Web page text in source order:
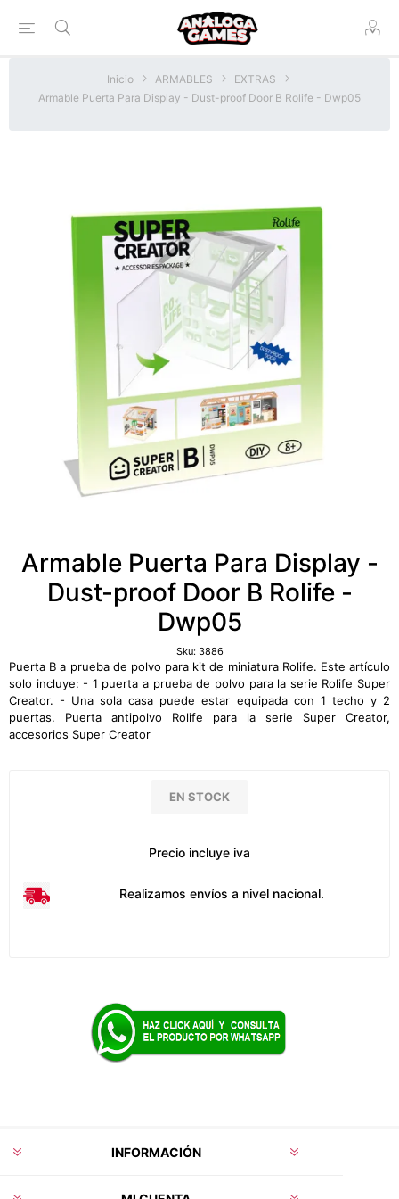
Inicio ARMABLES
EXTRAS
Armable Puerta Para Display - Dust-proof Door B Rolife - Dwp05
Armable Puerta Para Display -
Dust-proof Door B Rolife -
Dwp05
Sku: 3886
Puerta B a prueba de polvo para kit de miniatura Rolife. Este artículo
solo incluye: - 1 puerta a prueba de polvo para la serie Rolife Super
Creator. - Una sola casa puede estar equipada con 1 techo y 2
puertas. Puerta antipolvo Rolife para la serie Super Creator,
accesorios Super Creator
EN STOCK
Precio incluye iva
Realizamos envíos a nivel nacional.
INFORMACIÓN